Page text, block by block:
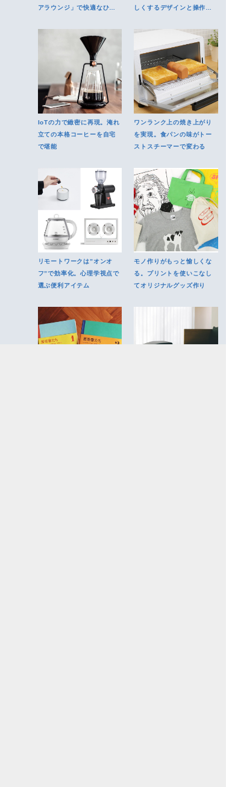
アラウンジ」で快適なひと
しくするデザインと操作性
IoTの力で緻密に再現。淹れ
立ての本格コーヒーを自宅
で堪能
ワンランク上の焼き上がり
を実現。食パンの味がトー
ストスチーマーで変わる
リモートワークは”オンオ
フ”で効率化。心理学視点で
選ぶ便利アイテム
モノ作りがもっと愉しくな
る。プリントを使いこなし
てオリジナルグッズ作り